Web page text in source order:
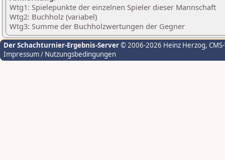
Wtg1: Spielepunkte der einzelnen Spieler dieser Mannschaft
Wtg2: Buchholz (variabel)
Wtg3: Summe der Buchholzwertungen der Gegner
Der Schachturnier-Ergebnis-Server© 2006-2026 Heinz Herzog,
Impressum / Nutzungsbedingungen